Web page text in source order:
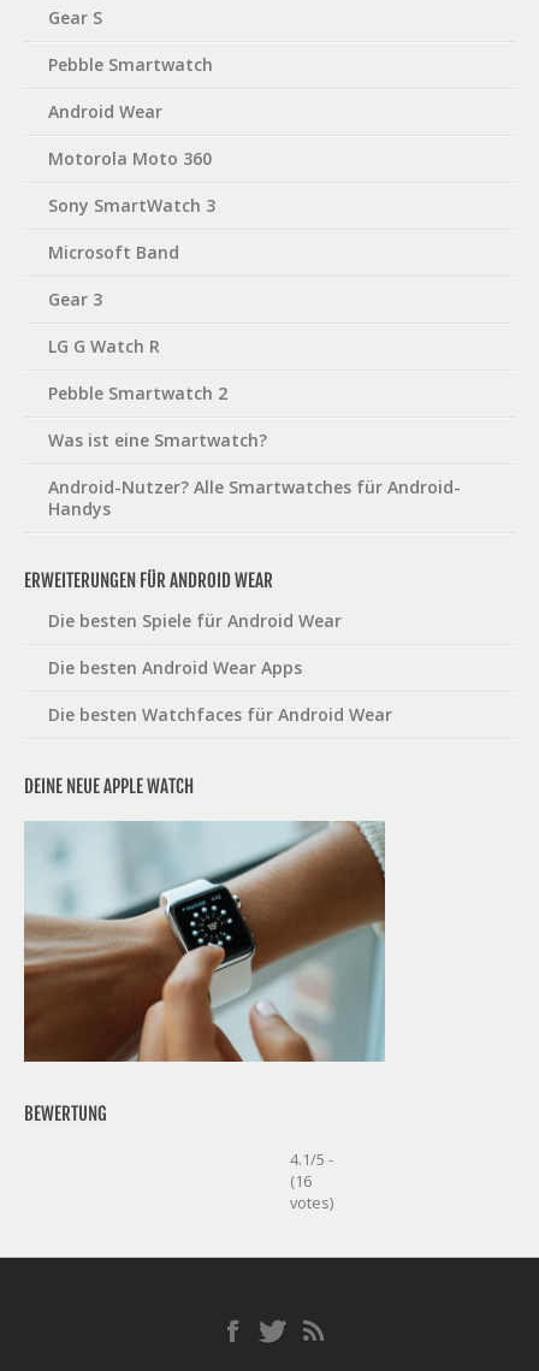
Gear S
Pebble Smartwatch
Android Wear
Motorola Moto 360
Sony SmartWatch 3
Microsoft Band
Gear 3
LG G Watch R
Pebble Smartwatch 2
Was ist eine Smartwatch?
Android-Nutzer? Alle Smartwatches für Android-
Handys
ERWEITERUNGEN FÜR ANDROID WEAR
Die besten Spiele für Android Wear
Die besten Android Wear Apps
Die besten Watchfaces für Android Wear
DEINE NEUE APPLE WATCH
BEWERTUNG
4.1/5 -
(16
votes)